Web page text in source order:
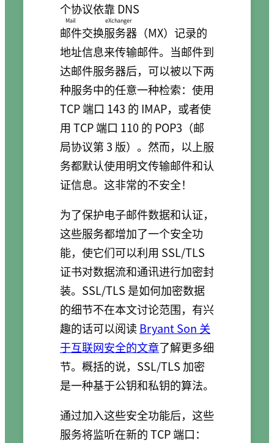
个协议依靠 DNS
邮件交换服务器
Mail eXchanger
（MX）记录的
地址信息来传输邮件。当邮件到
达邮件服务器后，可以被以下两
种服务中的任意一种检索：使用
TCP 端口 143 的 IMAP，或者使
用 TCP 端口 110 的 POP3（邮
局协议第 3 版）。然而，以上服
务都默认使用明文传输邮件和认
证信息。这非常的不安全！
为了保护电子邮件数据和认证，
这些服务都增加了一个安全功
能，使它们可以利用 SSL/TLS
证书对数据流和通讯进行加密封
装。SSL/TLS 是如何加密数据
的细节不在本文讨论范围，有兴
趣的话可以阅读 Bryant Son 关
于互联网安全的文章了解更多细
节。概括的说，SSL/TLS 加密
是一种基于公钥和私钥的算法。
通过加入这些安全功能后，这些
服务将监听在新的 TCP 端口：